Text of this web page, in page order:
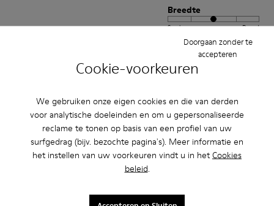
Cookie-voorkeuren
We gebruiken onze eigen cookies en die van derden
voor analytische doeleinden en om u gepersonaliseerde
reclame te tonen op basis van een profiel van uw
surfgedrag (bijv. bezochte pagina's). Meer informatie en
het instellen van uw voorkeuren vindt u in het Cookies
beleid.
Doorgaan zonder te
accepteren
Breedte
Smal Breed
Quality and stylish and a bit different.
Review Vertalen
Instelling
Breedte